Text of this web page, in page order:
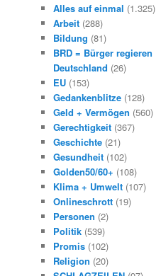
Alles auf einmal (1.325)
Arbeit (288)
Bildung (81)
BRD = Bürger regieren
Deutschland (26)
EU (153)
Gedankenblitze (128)
Geld + Vermögen (560)
Gerechtigkeit (367)
Geschichte (21)
Gesundheit (102)
Golden50/60+ (108)
Klima + Umwelt (107)
Onlineschrott (19)
Personen (2)
Politik (539)
Promis (102)
Religion (20)